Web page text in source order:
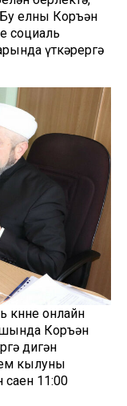
елны Коръән
социаль
үткәрергә
көнне онлайн
Коръән
дигән
кылуны
саен 11:00